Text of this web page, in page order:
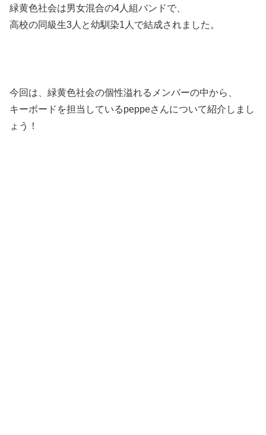
緑黄色社会は男女混合の4人組バンドで、
高校の同級生3人と幼馴染1人で結成されました。
今回は、緑黄色社会の個性溢れるメンバーの中から、
キーボードを担当しているpeppeさんについて紹介しまし
ょう！